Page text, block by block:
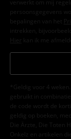
verwerkt om mij
persoonsgegevens
bepalingen van het
intrekken,
Hier kan ik me
*Geldig voor 4
gebruikt in
de code wordt de
geldig op boeken,
Die Ärzte, Die Toten
Onkelz en artikelen